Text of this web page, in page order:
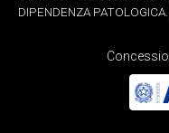
DIPENDENZA PATOLOGICA.